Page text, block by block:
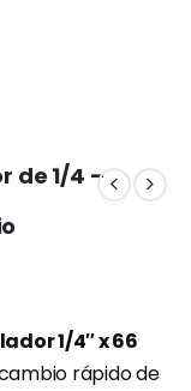
de 1/4 –
1/4″ x 66
rápido de